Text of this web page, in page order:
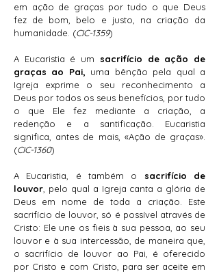
em ação de graças por tudo o que Deus
fez de bom, belo e justo, na criação da
humanidade. (CIC-1359)
A Eucaristia é um sacrifício de ação de
graças ao Pai, uma bênção pela qual a
Igreja exprime o seu reconhecimento a
Deus por todos os seus benefícios, por tudo
o que Ele fez mediante a criação, a
redenção e a santificação. Eucaristia
significa, antes de mais, «Ação de graças».
(CIC-1360)
A Eucaristia, é também o sacrifício de
louvor , pelo qual a Igreja canta a glória de
Deus em nome de toda a criação. Este
sacrifício de louvor, só é possível através de
Cristo: Ele une os fieis à sua pessoa, ao seu
louvor e à sua intercessão, de maneira que,
o sacrifício de louvor ao Pai, é oferecido
por Cristo e com Cristo, para ser aceite em